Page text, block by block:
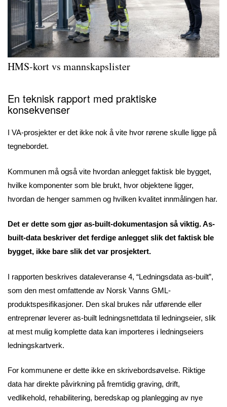
HMS-kort vs mannskapslister
En teknisk rapport med praktiske
konsekvenser
I VA-prosjekter er det ikke nok å vite hvor rørene skulle ligge på
tegnebordet.
Kommunen må også vite hvordan anlegget faktisk ble bygget,
hvilke komponenter som ble brukt, hvor objektene ligger,
hvordan de henger sammen og hvilken kvalitet innmålingen har.
Det er dette som gjør as-built-dokumentasjon så viktig. As-
built-data beskriver det ferdige anlegget slik det faktisk ble
bygget, ikke bare slik det var prosjektert.
I rapporten beskrives dataleveranse 4, “Ledningsdata as-built”,
som den mest omfattende av Norsk Vanns GML-
produktspesifikasjoner. Den skal brukes når utførende eller
entreprenør leverer as-built ledningsnettdata til ledningseier, slik
at mest mulig komplette data kan importeres i ledningseiers
ledningskartverk.
For kommunene er dette ikke en skrivebordsøvelse. Riktige
data har direkte påvirkning på fremtidig graving, drift,
vedlikehold, rehabilitering, beredskap og planlegging av nye